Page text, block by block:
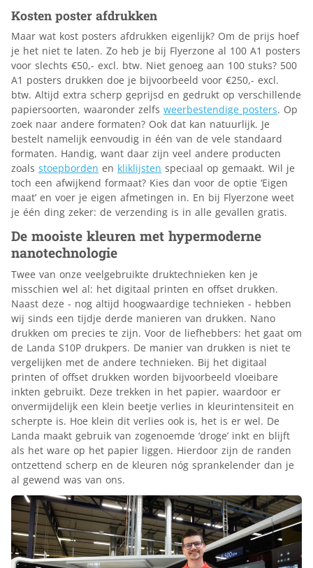
Kosten poster afdrukken
Maar wat kost posters afdrukken eigenlijk? Om de prijs hoef
je het niet te laten. Zo heb je bij Flyerzone al 100 A1 posters
voor slechts €50,- excl. btw. Niet genoeg aan 100 stuks? 500
A1 posters drukken doe je bijvoorbeeld voor €250,- excl.
btw. Altijd extra scherp geprijsd en gedrukt op verschillende
papiersoorten, waaronder zelfs weerbestendige posters. Op
zoek naar andere formaten? Ook dat kan natuurlijk. Je
bestelt namelijk eenvoudig in één van de vele standaard
formaten. Handig, want daar zijn veel andere producten
zoals stoepborden en kliklijsten speciaal op gemaakt. Wil je
toch een afwijkend formaat? Kies dan voor de optie ‘Eigen
maat’ en voer je eigen afmetingen in. En bij Flyerzone weet
je één ding zeker: de verzending is in alle gevallen gratis.
De mooiste kleuren met hypermoderne
nanotechnologie
Twee van onze veelgebruikte druktechnieken ken je
misschien wel al: het digitaal printen en offset drukken.
Naast deze - nog altijd hoogwaardige technieken - hebben
wij sinds een tijdje derde manieren van drukken. Nano
drukken om precies te zijn. Voor de liefhebbers: het gaat om
de Landa S10P drukpers. De manier van drukken is niet te
vergelijken met de andere technieken. Bij het digitaal
printen of offset drukken worden bijvoorbeeld vloeibare
inkten gebruikt. Deze trekken in het papier, waardoor er
onvermijdelijk een klein beetje verlies in kleurintensiteit en
scherpte is. Hoe klein dit verlies ook is, het is er wel. De
Landa maakt gebruik van zogenoemde ‘droge’ inkt en blijft
als het ware op het papier liggen. Hierdoor zijn de randen
ontzettend scherp en de kleuren nóg sprankelender dan je
al gewend was van ons.